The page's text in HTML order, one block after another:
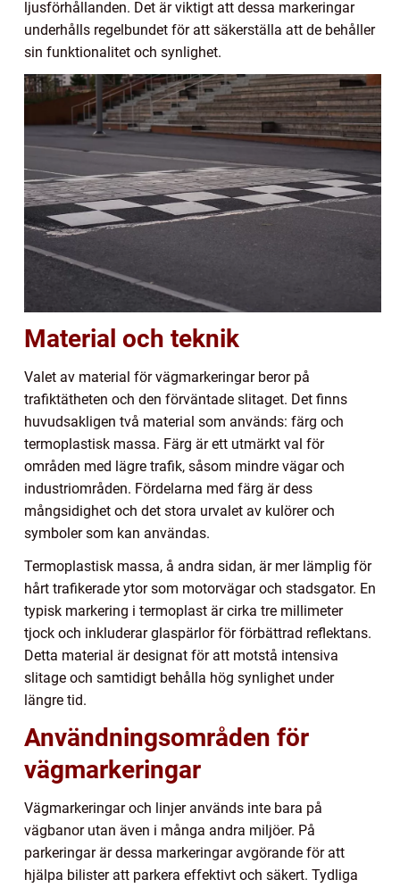
ljusförhållanden. Det är viktigt att dessa markeringar
underhålls regelbundet för att säkerställa att de behåller
sin funktionalitet och synlighet.
Material och teknik
Valet av material för vägmarkeringar beror på
trafiktätheten och den förväntade slitaget. Det finns
huvudsakligen två material som används: färg och
termoplastisk massa. Färg är ett utmärkt val för
områden med lägre trafik, såsom mindre vägar och
industriområden. Fördelarna med färg är dess
mångsidighet och det stora urvalet av kulörer och
symboler som kan användas.
Termoplastisk massa, å andra sidan, är mer lämplig för
hårt trafikerade ytor som motorvägar och stadsgator. En
typisk markering i termoplast är cirka tre millimeter
tjock och inkluderar glaspärlor för förbättrad reflektans.
Detta material är designat för att motstå intensiva
slitage och samtidigt behålla hög synlighet under
längre tid.
Användningsområden för
vägmarkeringar
Vägmarkeringar och linjer används inte bara på
vägbanor utan även i många andra miljöer. På
parkeringar är dessa markeringar avgörande för att
hjälpa bilister att parkera effektivt och säkert. Tydliga